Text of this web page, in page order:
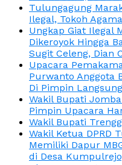
Tulungagung
Ilegal, Tokoh
Ungkap Giat Ilegal
Dikeroyok Hingga
Sugit Celeng, Dian
Upacara
Purwanto Anggota
Di Pimpin
Wakil Bupati
Pimpin Upacara
Wakil Bupati
Wakil Ketua DPRD
Memiliki Dapur
di Desa